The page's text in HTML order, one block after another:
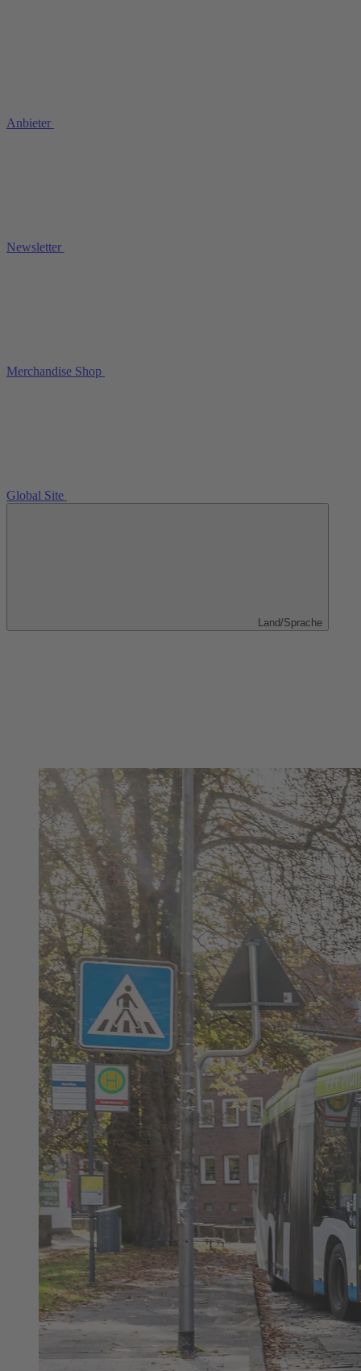
Anbieter
Newsletter
Merchandise Shop
Global Site
Land/Sprache